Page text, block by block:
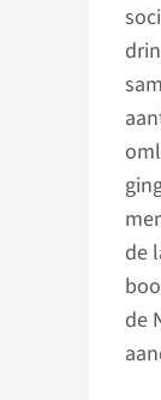
de
de